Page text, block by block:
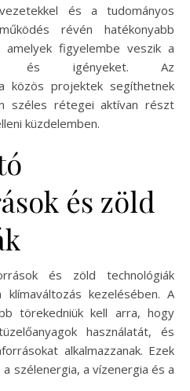
és a tudományos
révén hatékonyabb
amelyek figyelembe veszik a
és igényeket. Az
közös projektek segíthetnek
széles rétegei aktívan részt
küzdelemben.
és zöld
és zöld technológiák
kezelésében. A
törekedniük kell arra, hogy
használatát, és
alkalmazzanak. Ezek
szélenergia, a vízenergia és a